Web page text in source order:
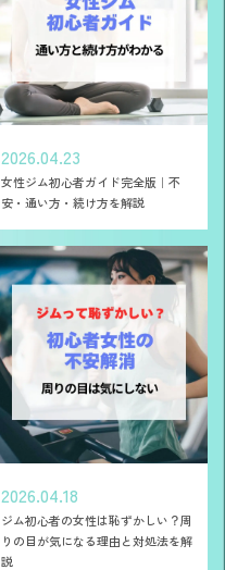
2026.04.23
女性ジム初心者ガイド完全版｜不
安・通い方・続け方を解説
2026.04.18
ジム初心者の女性は恥ずかしい？周
りの目が気になる理由と対処法を解
説